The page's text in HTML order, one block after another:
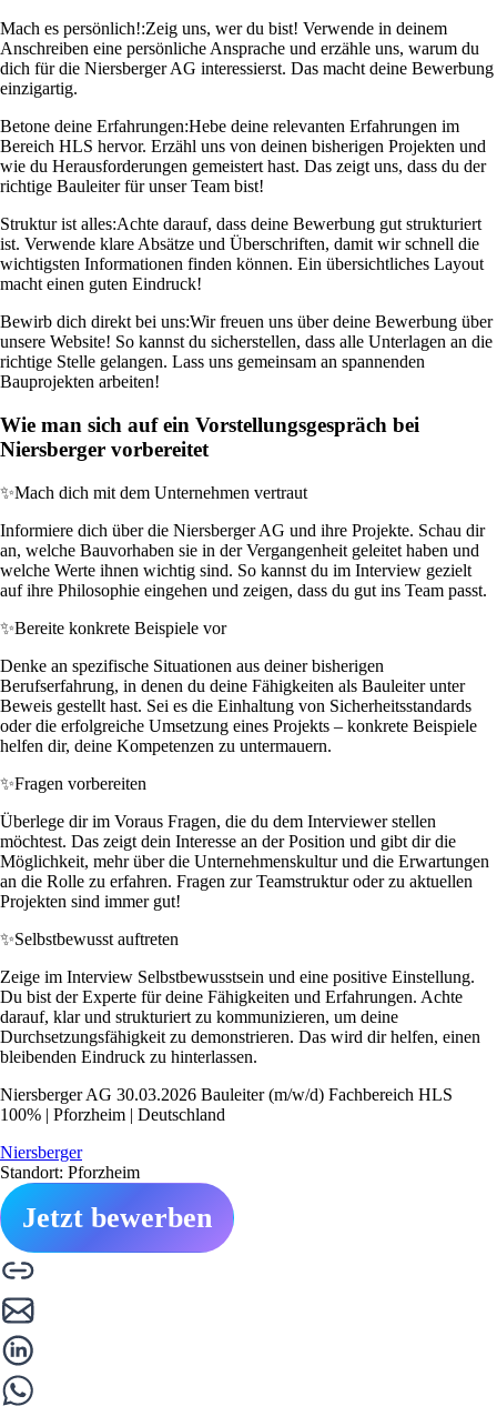
Mach es persönlich!:Zeig uns, wer du bist! Verwende in deinem
Anschreiben eine persönliche Ansprache und erzähle uns, warum du
dich für die Niersberger AG interessierst. Das macht deine Bewerbung
einzigartig.
Betone deine Erfahrungen:Hebe deine relevanten Erfahrungen im
Bereich HLS hervor. Erzähl uns von deinen bisherigen Projekten und
wie du Herausforderungen gemeistert hast. Das zeigt uns, dass du der
richtige Bauleiter für unser Team bist!
Struktur ist alles:Achte darauf, dass deine Bewerbung gut strukturiert
ist. Verwende klare Absätze und Überschriften, damit wir schnell die
wichtigsten Informationen finden können. Ein übersichtliches Layout
macht einen guten Eindruck!
Bewirb dich direkt bei uns:Wir freuen uns über deine Bewerbung über
unsere Website! So kannst du sicherstellen, dass alle Unterlagen an die
richtige Stelle gelangen. Lass uns gemeinsam an spannenden
Bauprojekten arbeiten!
Wie man sich auf ein Vorstellungsgespräch bei
Niersberger vorbereitet
✨Mach dich mit dem Unternehmen vertraut
Informiere dich über die Niersberger AG und ihre Projekte. Schau dir
an, welche Bauvorhaben sie in der Vergangenheit geleitet haben und
welche Werte ihnen wichtig sind. So kannst du im Interview gezielt
auf ihre Philosophie eingehen und zeigen, dass du gut ins Team passt.
✨Bereite konkrete Beispiele vor
Denke an spezifische Situationen aus deiner bisherigen
Berufserfahrung, in denen du deine Fähigkeiten als Bauleiter unter
Beweis gestellt hast. Sei es die Einhaltung von Sicherheitsstandards
oder die erfolgreiche Umsetzung eines Projekts – konkrete Beispiele
helfen dir, deine Kompetenzen zu untermauern.
✨Fragen vorbereiten
Überlege dir im Voraus Fragen, die du dem Interviewer stellen
möchtest. Das zeigt dein Interesse an der Position und gibt dir die
Möglichkeit, mehr über die Unternehmenskultur und die Erwartungen
an die Rolle zu erfahren. Fragen zur Teamstruktur oder zu aktuellen
Projekten sind immer gut!
✨Selbstbewusst auftreten
Zeige im Interview Selbstbewusstsein und eine positive Einstellung.
Du bist der Experte für deine Fähigkeiten und Erfahrungen. Achte
darauf, klar und strukturiert zu kommunizieren, um deine
Durchsetzungsfähigkeit zu demonstrieren. Das wird dir helfen, einen
bleibenden Eindruck zu hinterlassen.
Niersberger AG 30.03.2026 Bauleiter (m/w/d) Fachbereich HLS
100% | Pforzheim | Deutschland
Niersberger
Standort: Pforzheim
Jetzt bewerben